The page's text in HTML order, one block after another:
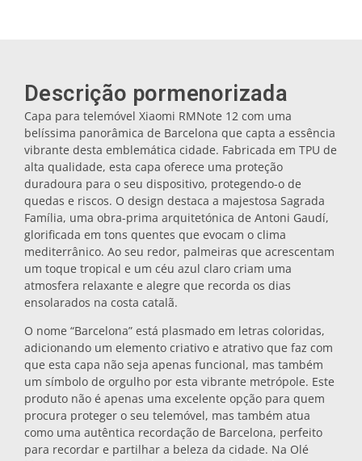
Tampas
Galheteiros
Bases para tachos
Copos
Copos de shot
Lembranças por cidade
Descrição pormenorizada
Capa para telemóvel Xiaomi RMNote 12 com uma
belíssima panorâmica de Barcelona que capta a essência
vibrante desta emblemática cidade. Fabricada em TPU de
alta qualidade, esta capa oferece uma proteção
duradoura para o seu dispositivo, protegendo-o de
quedas e riscos. O design destaca a majestosa Sagrada
Família, uma obra-prima arquitetónica de Antoni Gaudí,
glorificada em tons quentes que evocam o clima
mediterrânico. Ao seu redor, palmeiras que acrescentam
um toque tropical e um céu azul claro criam uma
atmosfera relaxante e alegre que recorda os dias
ensolarados na costa catalã.
O nome “Barcelona” está plasmado em letras coloridas,
adicionando um elemento criativo e atrativo que faz com
que esta capa não seja apenas funcional, mas também
um símbolo de orgulho por esta vibrante metrópole. Este
produto não é apenas uma excelente opção para quem
procura proteger o seu telemóvel, mas também atua
como uma autêntica recordação de Barcelona, perfeito
para recordar e partilhar a beleza da cidade. Na Olé